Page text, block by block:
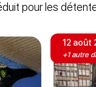
pour les
12 août
+1 autre